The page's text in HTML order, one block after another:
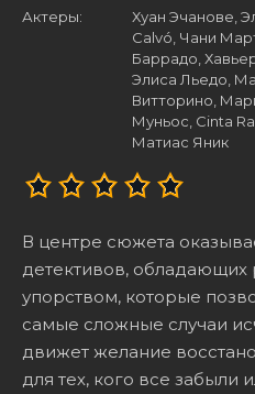
Актеры:
Хуан Эчанове,
Calvó, Чани
Баррадо,
Элиса Льедо,
Витторино,
Муньос, Cinta
Матиас Яник
В центре сюжета
детективов,
упорством, которые
самые сложные случаи
движет желание
для тех, кого все забыли